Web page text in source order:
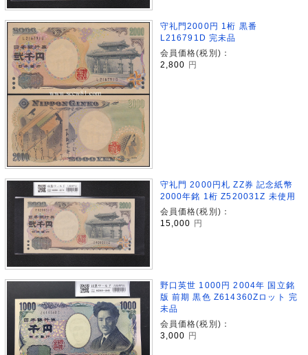
守礼門2000円 1桁 黒番
L216791D 完未品
会員価格(税別)：
2,800 円
守礼門 2000円札 ZZ券 記念紙幣
2000年銘 1桁 Z520031Z 未使用
会員価格(税別)：
15,000
円
野口英世 1000円 2004年 国立銘
版 前期 黒色 Z614360Zロット 完
未品
会員価格(税別)：
3,000 円